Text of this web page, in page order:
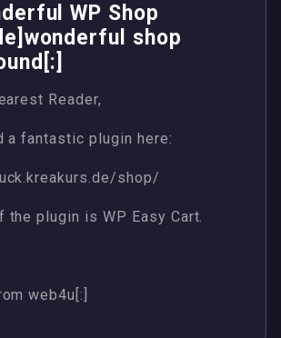
WP Shop
shop
Reader,
a fantastic plugin here:
shop/
the plugin is WP Easy Cart.
web4u[:]